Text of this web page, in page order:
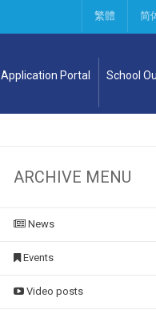
繁體 简
Application Portal School
ARCHIVE MENU
News
Events
Video posts